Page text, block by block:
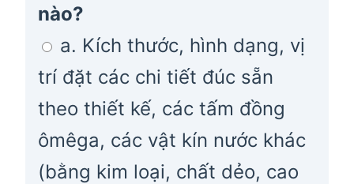
nào?
a. Kích thước, hình dạng, vị
trí đặt các chi tiết đúc sẵn
theo thiết kế, các tấm đồng
ômêga, các vật kín nước khác
(bằng kim loại, chất dẻo, cao